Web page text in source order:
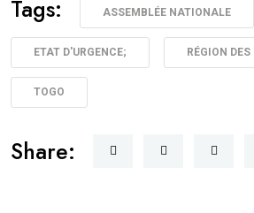
Tags: ASSEMBLÉE NATIONALE
ETAT D'URGENCE; RÉGION
TOGO
Share: